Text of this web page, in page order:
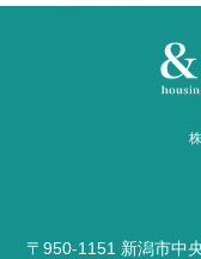
〒950-1151 新潟市中